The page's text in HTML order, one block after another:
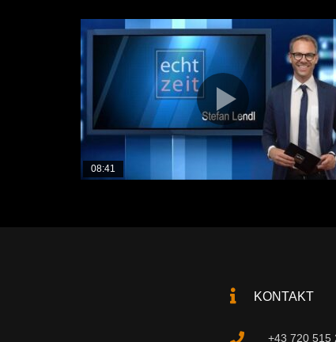
08:41
KONTAKT
+43 720 515